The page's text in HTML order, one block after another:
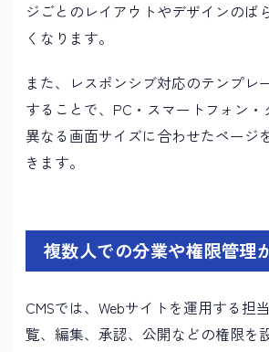
ジごとのレイアウトやデザインのば
くなります。
また、レスポンシブ対応のテンプレ
することで、PC・スマートフォン・
異なる画面サイズに合わせたページ
きます。
複数人での分業や権限管理
CMSでは、Webサイトを運用する担
覧、編集、承認、公開などの権限を